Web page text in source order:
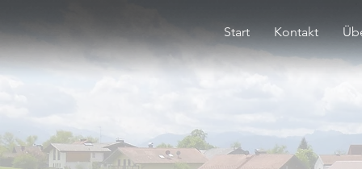
Start Kontakt